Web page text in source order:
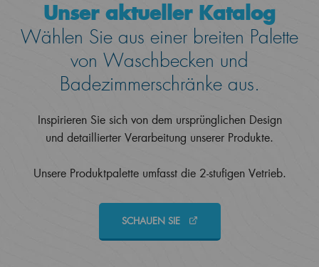
Unser aktueller Katalog
Wählen Sie aus einer breiten Palette
von Waschbecken und
Badezimmerschränke aus.
Inspirieren Sie sich von dem ursprünglichen Design
und detaillierter Verarbeitung unserer Produkte.
Unsere Produktpalette umfasst die 2-stufigen Vetrieb.
SCHAUEN SIE